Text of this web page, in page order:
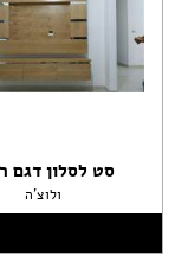
סט לסלון דגם
ולוצ'ה